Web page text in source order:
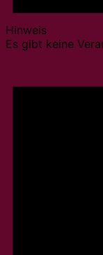
Hinweis
Es gibt keine